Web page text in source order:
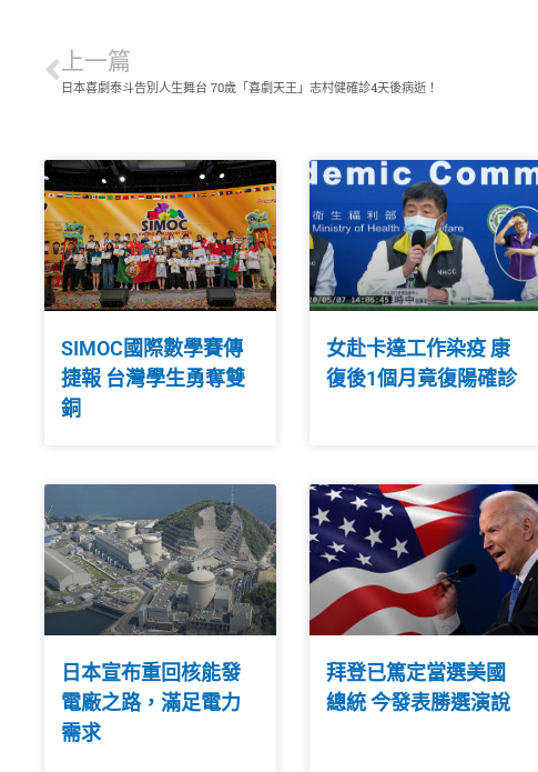
上一篇
日本喜劇泰斗告別人生舞台 70歲「喜劇天王」志村健確診4天後病逝！
SIMOC國際數學賽傳
捷報 台灣學生勇奪雙
銅
女赴卡達工作染疫 康
復後1個月竟復陽確診
日本宣布重回核能發
電廠之路，滿足電力
需求
拜登已篤定當選美國
總統 今發表勝選演說